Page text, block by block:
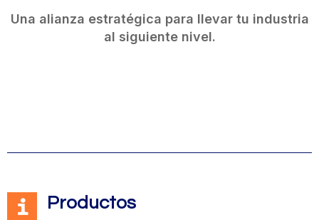
Una alianza estratégica para llevar tu industria
al siguiente nivel.
Productos